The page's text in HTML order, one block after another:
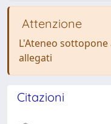
Attenzione
L'Ateneo sottopone
allegati
Citazioni